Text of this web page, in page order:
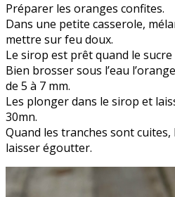
Préparer les oranges confites.
Dans une petite casserole,
mettre sur feu doux.
Le sirop est prêt quand le
Bien brosser sous l’eau
de 5 à 7 mm.
Les plonger dans le sirop et
30mn.
Quand les tranches sont
laisser égoutter.